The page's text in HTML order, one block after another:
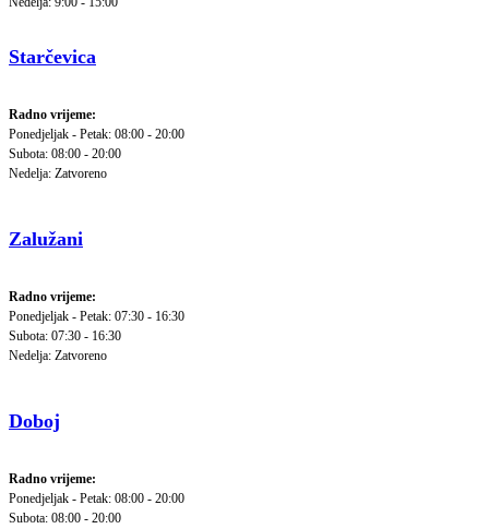
Starčevica
Radno vrijeme:
Ponedjeljak - Petak: 08:00 - 20:00
Subota: 08:00 - 20:00
Nedelja: Zatvoreno
Zalužani
Radno vrijeme:
Ponedjeljak - Petak: 07:30 - 16:30
Subota: 07:30 - 16:30
Nedelja: Zatvoreno
Doboj
Radno vrijeme:
Ponedjeljak - Petak: 08:00 - 20:00
Subota: 08:00 - 20:00